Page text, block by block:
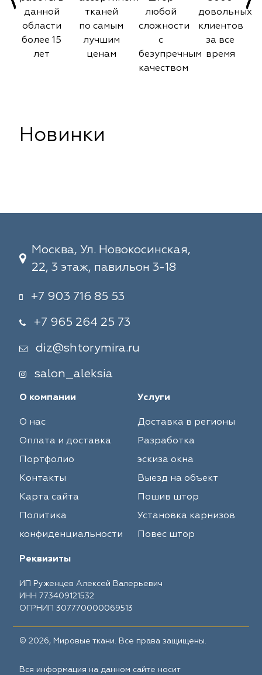
данной
области
более 15
лет
тканей
по самым
лучшим
ценам
любой
сложности
с
безупречным
качеством
довольных
клиентов
за все
время
Новинки
Москва, Ул. Новокосинская,
22, 3 этаж, павильон 3-18
+7 903 716 85 53
+7 965 264 25 73
diz@shtorymira.ru
salon_aleksia
О компании
О нас
Оплата и доставка
Портфолио
Контакты
Карта сайта
Политика
конфиденциальности
Услуги
Доставка в регионы
Разработка
эскиза окна
Выезд на объект
Пошив штор
Установка карнизов
Повес штор
Реквизиты
ИП Руженцев Алексей Валерьевич
ИНН 773409121532
ОГРНИП 307770000069513
© 2026, Мировые ткани. Все права защищены.
Вся информация на данном сайте носит